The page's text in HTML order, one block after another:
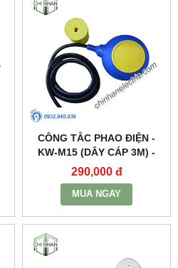
CÔNG TẮC PHAO ĐIỆN -
KW-M15 (DÂY CÁP 3M) -
KAWASAN
290,000 đ
MUA NGAY